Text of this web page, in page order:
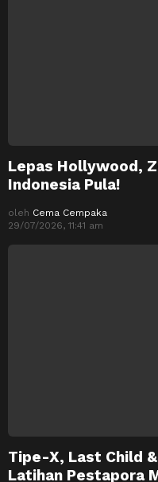
Lepas Hollywood,
Indonesia Pula!
oleh Cema Cempaka
29/07/2026, 11:41 am
Tipe-X, Last Child
Latihan Pestapora